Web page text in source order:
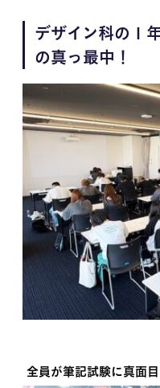
デザイン科の１
の真っ最中！
全員が筆記試験に真面